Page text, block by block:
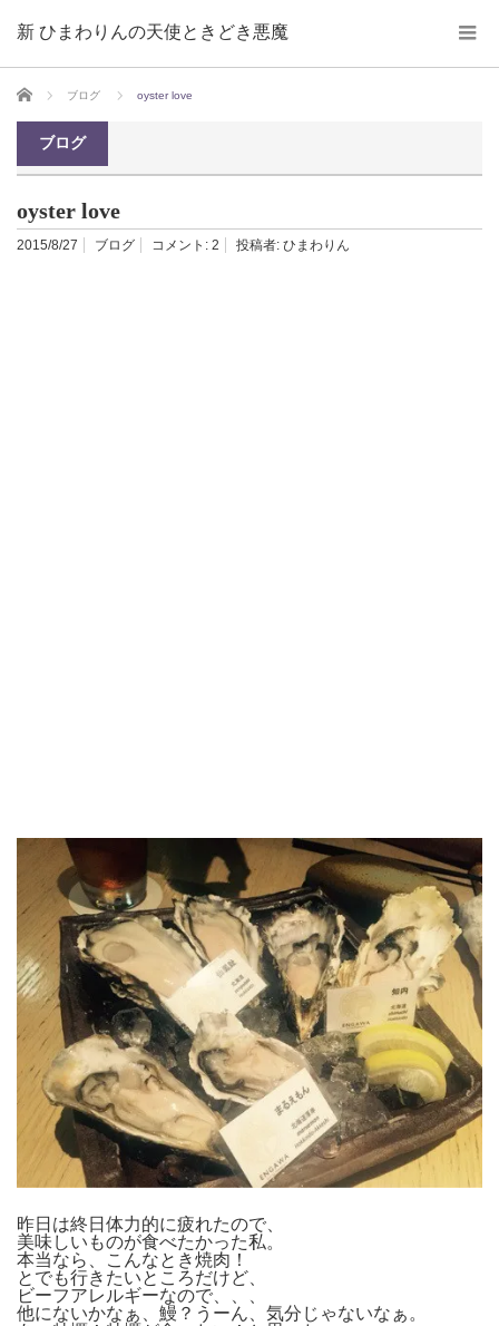
新 ひまわりんの天使ときどき悪魔
ホーム ブログ oyster love
ブログ
oyster love
2015/8/27 ブログ コメント: 2 投稿者: ひまわりん
昨日は終日体力的に疲れたので、
美味しいものが食べたかった私。
本当なら、こんなとき焼肉！
とでも行きたいところだけど、
ビーフアレルギーなので、、、
他にないかなぁ、鰻？うーん、気分じゃないなぁ。